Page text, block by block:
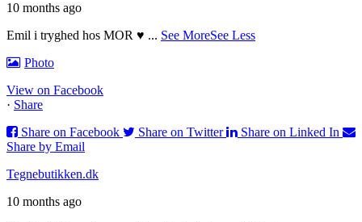
10 months ago
Emil i tryghed hos MOR ♥️ ... See MoreSee Less
Photo
View on Facebook
· Share
Share on Facebook
Share on Twitter
Share on Linked In
Share by Email
Tegnebutikken.dk
10 months ago